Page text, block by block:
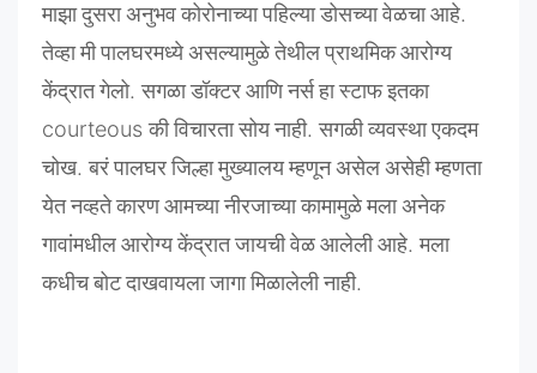
माझादुसराअनुभवकोरोनाच्यापहिल्याडोसच्यावेळचाआहे
तेव्हामीपालघरमध्येअसल्यामुळेतेथीलप्राथमिकआरोग्य
केंद्रातगेलो.सगळाडॉक्टरआणिनर्सहास्टाफइतका
courteousकीविचारतासोयनाही.सगळीव्यवस्थाएकदम
चोख.बरंपालघरजिल्हामुख्यालयम्हणूनअसेलअसेहीम्हणता
येतनव्हतेकारणआमच्यानीरजाच्याकामामुळेमलाअनेक
गावांमधीलआरोग्यकेंद्रातजायचीवेळआलेलीआहे.मला
कधीचबोटदाखवायलाजागामिळालेलीनाही.